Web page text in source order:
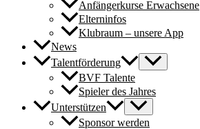
Anfängerkurse Erwachsene
Elterninfos
Klubraum – unsere App
News
Talentförderung
BVF Talente
Spieler des Jahres
Unterstützen
Sponsor werden